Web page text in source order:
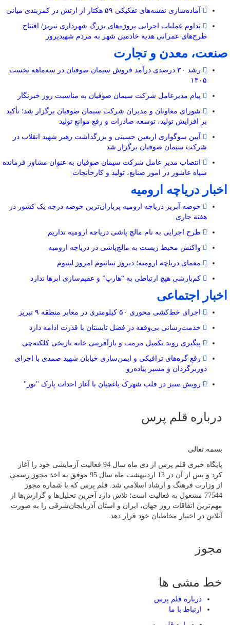
آماده‌سازی نقشه‌های تفکیکی ۵۹ هکتار از ارتش در کمربندی میانی
تداوم عملیات اجرایی پروژه‌های بزرگ شهرداری تبریز/ افتتاح
طرح‌های عمرانی هدیه خادمین شهر به مردم شهیدپرور
صنعت، معدن و تجارت
رشد ۳۰ درصدی درآمد فروش سیمان صوفیان در سه‌ماهه نخست
۱۴۰۵
پیام مدیرعامل شرکت سیمان صوفیان به مناسبت روز خبرنگار
شورای معاونان و مدیران شرکت سیمان صوفیان برگزار شد؛ تأکید
بر افزایش تولید، توسعه صادرات و رفع موانع تولید
آیین سوگواری اربعین حسینی و بزرگداشت رهبر شهید انقلاب در
شرکت سیمان صوفیان برگزار شد
انتصاب مدیر عامل شرکت سیمان صوفیان به عنوان مشاور فرمانده
سپاه عاشور در امور صنایع، تولید و کارخانجات
اخبار دریاچه ارومیه
حوضه آبریز دریاچه ارومیه پرباران‌ترین حوضه‌ درجه یک کشور در
هفته جاری
طرح اجرایی به نام مالچ پاشی دریاچه ارومیه نداریم
واکنش محیط زیست به مالچ‌پاشی در دریاچه ارومیه
معمای دریاچه ارومیه؛ دیروز تیتانیوم امروز لیتیوم
کم‌بارشی هیچ ارتباطی به “هارپ” و عقیم‌سازی ابرها ندارد
اخبار اجتماعی
اجرای خط‌کشی محوری ۵۰ کیلومتری در معابر منطقه ۹ تبریز
خدمت‌رسانی بی‌وقفه در فصل تابستان با قدرت ادامه دارد
پیگیری روند تکمیل مرمت و بازآفرینی خانه تاریخی کلکته‌چی
رفع گره‌های ترافیکی و ایمن‌سازی خیابان شهید صمدی با اجرای
دوربرگردان و مسیر پیاده‌رو
رویش سبز در قلب شهرک یاغچیان با آغاز احداث پارک "نور"
درباره قلم پرس
بسمه تعالی
پایگاه خبری قلم پرس از دی ماه سال 94 فعالیت آزمایشی خود را آغاز
کرد و پس از آن در 13 اردیبهشت ماه سال 95 موفق به اخذ مجوز رسمی
از وزارت فرهنگ و ارشاد اسلامی شد. قلم پرس که با شماره مجوز
77544 مشغول به فعالیت است؛ تلاش دارد آخرین تحلیل‌ها و گزارش‌ها از
مهم‌ترین اتفاقات روز جهان، ایران و استان آذربایجان‌شرقی را به صورت
آنلاین در اختیار مخاطبان خود قرار دهد.
مجوز
خط مشی ها
درباره قلم پرس
ارتباط با ما